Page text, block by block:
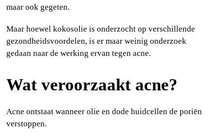
maar ook gegeten.
Maar hoewel kokosolie is onderzocht op verschillende
gezondheidsvoordelen, is er maar weinig onderzoek
gedaan naar de werking ervan tegen acne.
Wat veroorzaakt acne?
Acne ontstaat wanneer olie en dode huidcellen de poriën
verstoppen.